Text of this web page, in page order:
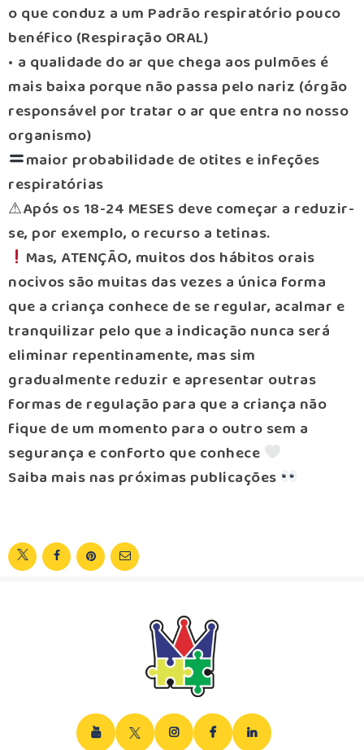
o que conduz a um Padrão respiratório pouco
benéfico (Respiração ORAL)
•⁠ ⁠a qualidade do ar que chega aos pulmões é
mais baixa porque não passa pelo nariz (órgão
responsável por tratar o ar que entra no nosso
organismo)
maior probabilidade de otites e infeções
respiratórias
⚠Após os 18-24 MESES deve começar a reduzir-
se, por exemplo, o recurso a tetinas.
Mas, ATENÇÃO, muitos dos hábitos orais
nocivos são muitas das vezes a única forma
que a criança conhece de se regular, acalmar e
tranquilizar pelo que a indicação nunca será
eliminar repentinamente, mas sim
gradualmente reduzir e apresentar outras
formas de regulação para que a criança não
fique de um momento para o outro sem a
segurança e conforto que conhece
Saiba mais nas próximas publicações